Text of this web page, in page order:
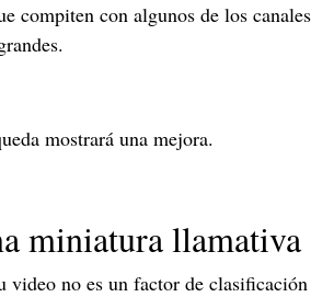
compiten con algunos de los canales
mostrará una mejora.
miniatura llamativa
video no es un factor de clasificación